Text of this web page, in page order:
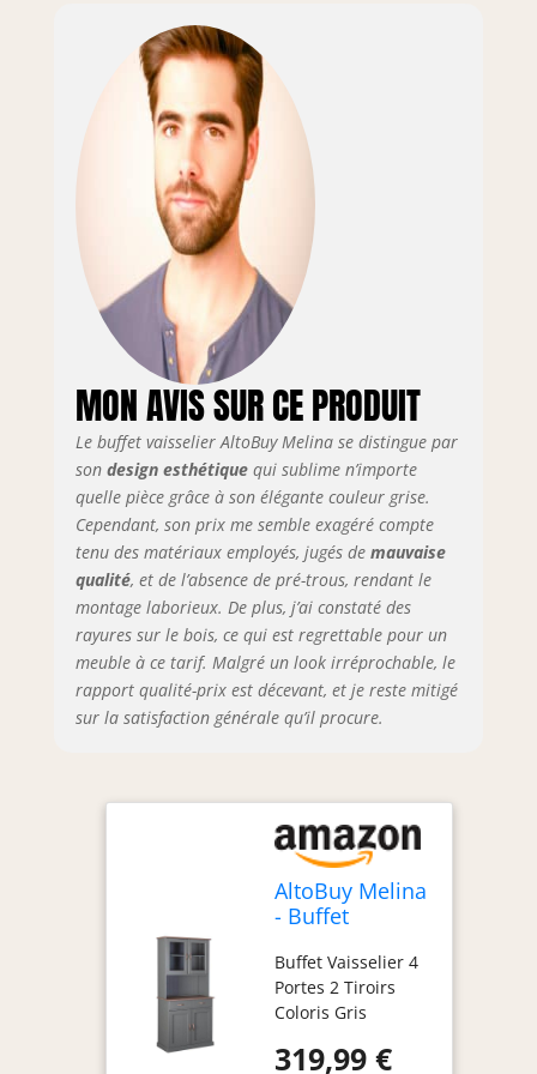
tablettes disposées
sous p
MON AVIS SUR CE PRODUIT
Le buffet vaisselier AltoBuy Melina se distingue par
son design esthétiquequi sublime n’importe
quelle pièce grâce à son élégante couleur grise.
Cependant, son prix me semble exagéré compte
tenu des matériaux employés, jugés de mauvaise
qualité, et de l’absence de pré-trous, rendant le
montage laborieux. De plus, j’ai constaté des
rayures sur le bois, ce qui est regrettable pour un
meuble à ce tarif. Malgré un look irréprochable, le
rapport qualité-prix est décevant, et je reste mitigé
sur la satisfaction générale qu’il procure.
AltoBuy Melina
- Buffet
Portes 2 Tiroirs
Coloris Gris
Buffet Vaisselier 4
Portes 2 Tiroirs
Coloris Gris
vous un intérieur
319,99 €